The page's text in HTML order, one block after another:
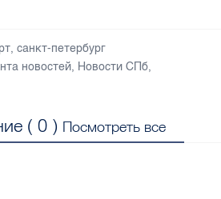
,санкт-петербург
новостей, Новости СПб,
(0 ) Посмотреть все